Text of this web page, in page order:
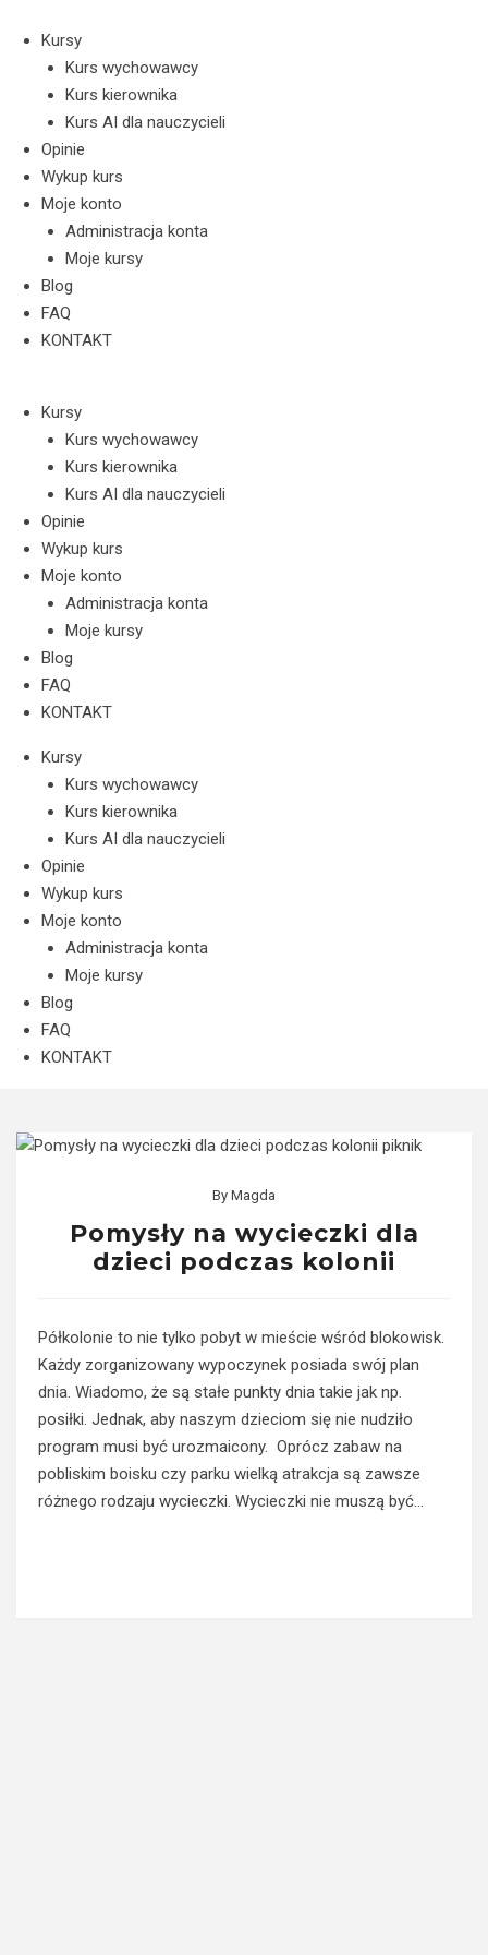
content
Kursy
Kurs wychowawcy
Kurs kierownika
Kurs AI dla nauczycieli
Opinie
Wykup kurs
Moje konto
Administracja konta
Moje kursy
Blog
FAQ
KONTAKT
Kursy
Kurs wychowawcy
Kurs kierownika
Kurs AI dla nauczycieli
Opinie
Wykup kurs
Moje konto
Administracja konta
Moje kursy
Blog
FAQ
KONTAKT
Kursy
Kurs wychowawcy
Kurs kierownika
Kurs AI dla nauczycieli
Opinie
Wykup kurs
Moje konto
Administracja konta
Moje kursy
Blog
FAQ
KONTAKT
By Magda
Pomysły na wycieczki dla
dzieci podczas kolonii
Półkolonie to nie tylko pobyt w mieście wśród blokowisk.
Każdy zorganizowany wypoczynek posiada swój plan
dnia. Wiadomo, że są stałe punkty dnia takie jak np.
posiłki. Jednak, aby naszym dzieciom się nie nudziło
program musi być urozmaicony. Oprócz zabaw na
pobliskim boisku czy parku wielką atrakcja są zawsze
różnego rodzaju wycieczki. Wycieczki nie muszą być…